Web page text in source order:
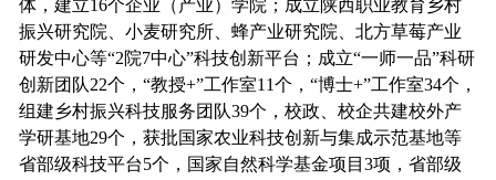
体，建立16个企业（产业）学院；成立陕西职业教育乡村
振兴研究院、小麦研究所、蜂产业研究院、北方草莓产业
研发中心等“2院7中心”科技创新平台；成立“一师一品”科研
创新团队22个，“教授+”工作室11个，“博士+”工作室34个，
组建乡村振兴科技服务团队39个，校政、校企共建校外产
学研基地29个，获批国家农业科技创新与集成示范基地等
省部级科技平台5个，国家自然科学基金项目3项，省部级